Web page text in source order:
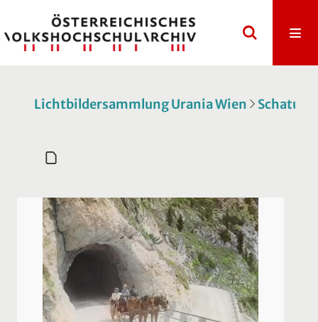
Lichtbildersammlung Urania Wien Schatulle